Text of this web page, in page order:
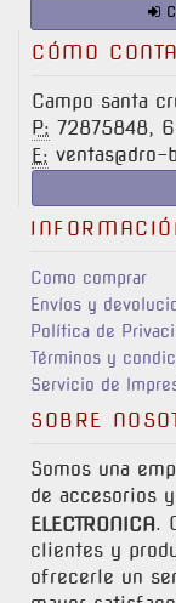
CÓMO
Campo santa
P: 72875848,
E: ventas@dro-
Como comprar
Envíos y
Política de
Términos y
Servicio de
SOBRE
Somos una
de accesorios
ELECTRONICA.
clientes y
ofrecerle un